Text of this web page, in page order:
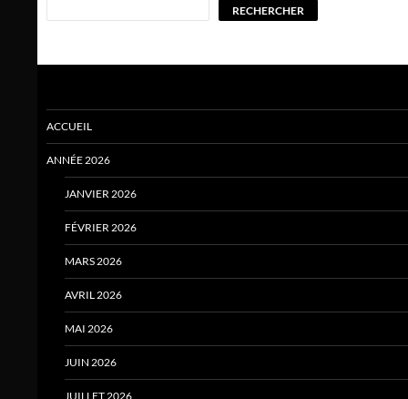
RECHERCHER
ACCUEIL
ANNÉE 2026
JANVIER 2026
FÉVRIER 2026
MARS 2026
AVRIL 2026
MAI 2026
JUIN 2026
JUILLET 2026